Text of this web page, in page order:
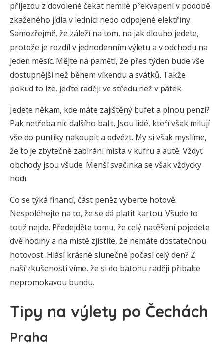
příjezdu z dovolené čekat nemilé překvapení v podobě
zkaženého jídla v lednici nebo odpojené elektřiny.
Samozřejmě, že záleží na tom, na jak dlouho jedete,
protože je rozdíl v jednodenním výletu a v odchodu na
jeden měsíc. Mějte na paměti, že přes týden bude vše
dostupnější než během víkendu a svátků. Takže
pokud to lze, jeďte raději ve středu než v pátek.
Jedete někam, kde máte zajištěný bufet a plnou penzi?
Pak netřeba nic dalšího balit. Jsou lidé, kteří však milují
vše do puntíky nakoupit a odvézt. My si však myslíme,
že to je zbytečné zabírání místa v kufru a autě. Vždyť
obchody jsou všude. Menší svačinka se však vždycky
hodí.
Co se týká financí, část peněz vyberte hotově.
Nespoléhejte na to, že se dá platit kartou. Všude to
totiž nejde. Předejděte tomu, že celý natěšení pojedete
dvě hodiny a na místě zjistíte, že nemáte dostatečnou
hotovost. Hlásí krásné slunečné počasí celý den? Z
naší zkušenosti víme, že si do batohu raději přibalte
nepromokavou bundu.
Tipy na výlety po Čechách
Praha